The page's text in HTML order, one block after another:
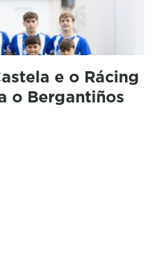
e o Rácing
o Bergantiños